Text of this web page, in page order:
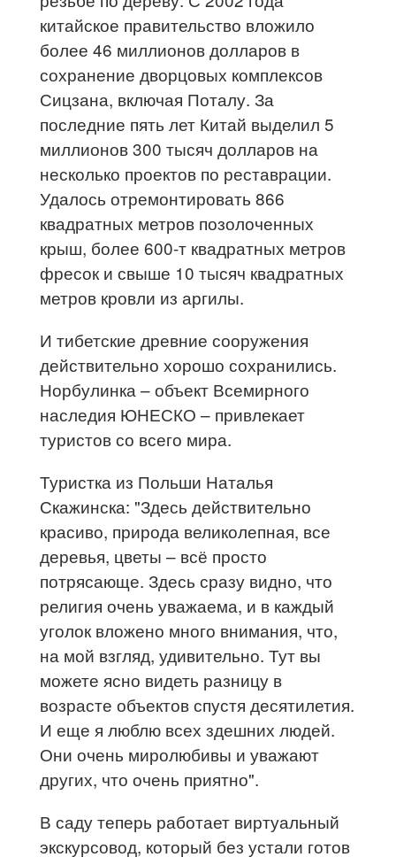
китайское правительство вложило
более 46 миллионов долларов в
сохранение дворцовых комплексов
Сицзана, включая Поталу. За
последние пять лет Китай выделил 5
миллионов 300 тысяч долларов на
несколько проектов по реставрации.
Удалось отремонтировать 866
квадратных метров позолоченных
крыш, более 600-т квадратных метров
фресок и свыше 10 тысяч квадратных
метров кровли из аргилы.
И тибетские древние сооружения
действительно хорошо сохранились.
Норбулинка – объект Всемирного
наследия ЮНЕСКО – привлекает
туристов со всего мира.
Туристка из Польши Наталья
Скажинска: "Здесь действительно
красиво, природа великолепная, все
деревья, цветы – всё просто
потрясающе. Здесь сразу видно, что
религия очень уважаема, и в каждый
уголок вложено много внимания, что,
на мой взгляд, удивительно. Тут вы
можете ясно видеть разницу в
возрасте объектов спустя десятилетия.
И еще я люблю всех здешних людей.
Они очень миролюбивы и уважают
других, что очень приятно".
В саду теперь работает виртуальный
экскурсовод, который без устали готов